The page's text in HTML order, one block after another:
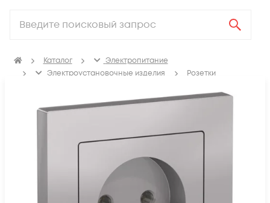
Каталог
Электропитание
Электроустановочные изделия
Розетки